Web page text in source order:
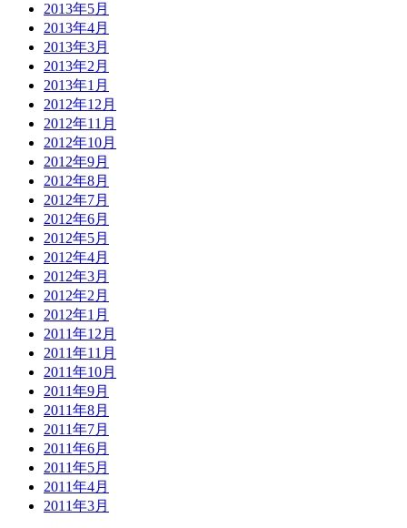
2013年5月
2013年4月
2013年3月
2013年2月
2013年1月
2012年12月
2012年11月
2012年10月
2012年9月
2012年8月
2012年7月
2012年6月
2012年5月
2012年4月
2012年3月
2012年2月
2012年1月
2011年12月
2011年11月
2011年10月
2011年9月
2011年8月
2011年7月
2011年6月
2011年5月
2011年4月
2011年3月